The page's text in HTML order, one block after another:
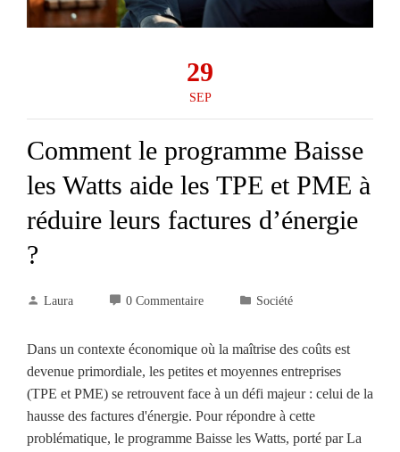
29
SEP
Comment le programme Baisse
les Watts aide les TPE et PME à
réduire leurs factures d’énergie
?
Laura 0 Commentaire Société
Dans un contexte économique où la maîtrise des coûts est
devenue primordiale, les petites et moyennes entreprises
(TPE et PME) se retrouvent face à un défi majeur : celui de la
hausse des factures d'énergie. Pour répondre à cette
problématique, le programme Baisse les Watts, porté par La